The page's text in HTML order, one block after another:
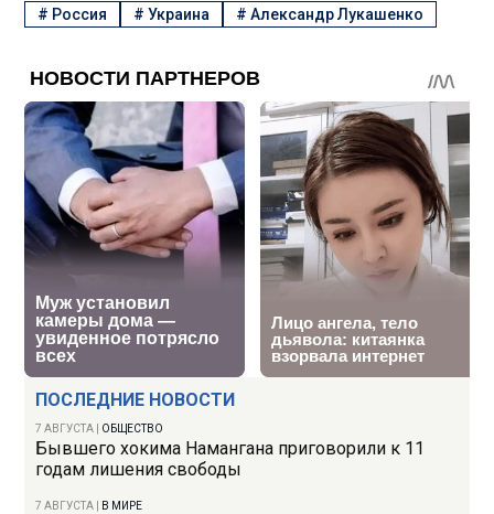
ПОСЛЕДНИЕ НОВОСТИ
7 АВГУСТА ОБЩЕСТВО
Бывшего хокима Намангана приговорили к 11
годам лишения свободы
7 АВГУСТА В МИРЕ
# Россия #Украина # Александр Лукашенко